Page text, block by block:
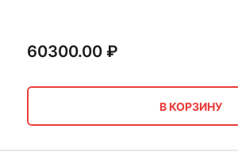
60300.00₽
В КОРЗИНУ